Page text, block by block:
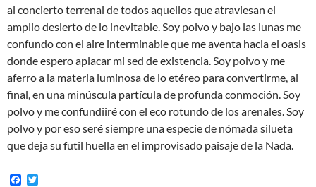
al concierto terrenal de todos aquellos que atraviesan el
amplio desierto de lo inevitable. Soy polvo y bajo las lunas me
confundo con el aire interminable que me aventa hacia el oasis
donde espero aplacar mi sed de existencia. Soy polvo y me
aferro a la materia luminosa de lo etéreo para convertirme, al
final, en una minúscula partícula de profunda conmoción. Soy
polvo y me confundiiré con el eco rotundo de los arenales. Soy
polvo y por eso seré siempre una especie de nómada silueta
que deja su futil huella en el improvisado paisaje de la Nada.
F